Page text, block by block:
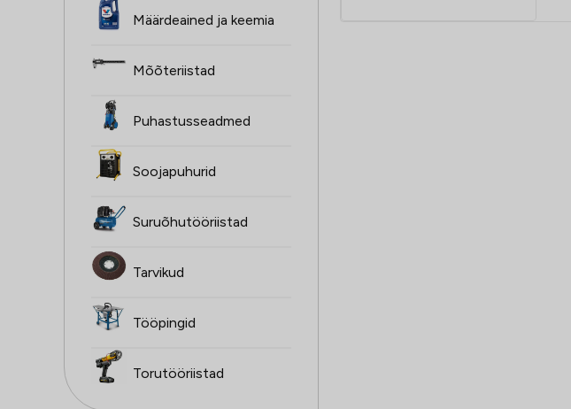
Määrdeained ja keemia
Mõõteriistad
Puhastusseadmed
Soojapuhurid
Suruõhutööriistad
Tarvikud
Tööpingid
Torutööriistad